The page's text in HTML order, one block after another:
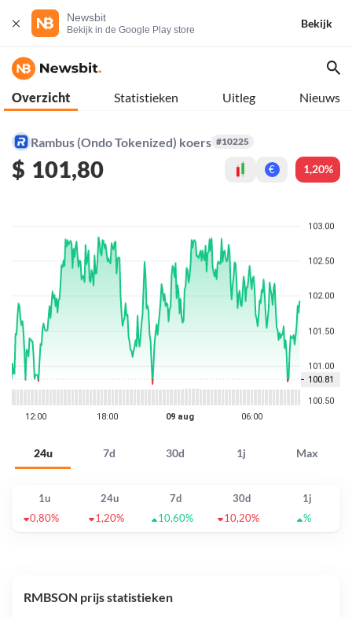
Newsbit
Bekijk in de Google Play store
Bekijk
Overzicht Statistieken Uitleg Nieuws
Rambus (Ondo Tokenized) koers #10225
$ 101,80 € 1,20%
24u 7d 30d 1j Max
1u 24u 7d 30d
1j
0,80%
1,20% 10,60% 10,20% %
RMBSON prijs statistieken